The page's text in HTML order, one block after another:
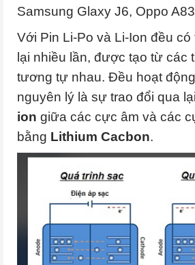
Samsung Glaxy J6, Oppo
Với Pin Li-Po và Li-Ion đều có
lại nhiều lần, được tạo từ các
tương tự nhau. Đều hoạt
nguyên lý là sự trao đổi qua lại
ion giữa các cực âm và các
bằng Lithium Cacbon.